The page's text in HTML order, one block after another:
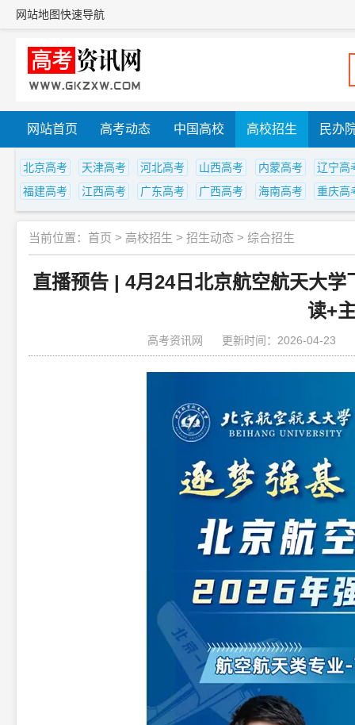
网站地图快速导航
网站首页 高考动态 中国高校 高校招生 民办
北京高考 天津高考 河北高考 山西高考 内蒙高考
辽宁高
福建高考
江西高考 广东高考 广西高考 海南高考 重庆高
当前位置： 首页 > 高校招生 > 招生动态 > 综合招生
直播预告 | 4月24日北京航空航天大
读+
高考资讯网 更新时间：2026-04-23